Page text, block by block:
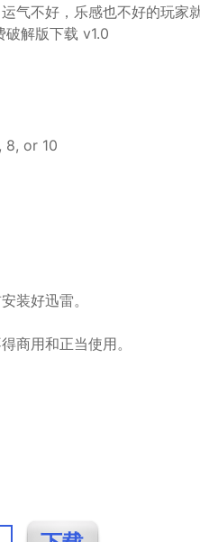
气不好，乐感也不好的玩家
8, or 10
装好迅雷。
商用和正当使用。